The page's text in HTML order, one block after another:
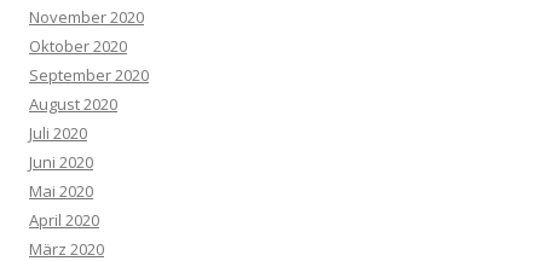
November 2020
Oktober 2020
September 2020
August 2020
Juli 2020
Juni 2020
Mai 2020
April 2020
März 2020